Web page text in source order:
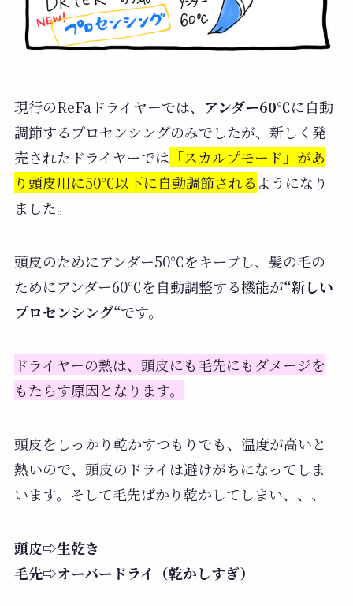
現行のReFaドライヤーでは、 アンダー60℃に自動
調節するプロセンシングのみでしたが、新しく発
売されたドライヤーでは 「スカルプモード」があ
り頭皮用に50℃以下に自動調節される ようになり
ました。
頭皮のためにアンダー50℃をキープし、髪の毛の
ためにアンダー60℃を自動調整する機能が“新しい
プロセンシング“です。
ドライヤーの熱は、頭皮にも毛先にもダメージを
もたらす原因となります。
頭皮をしっかり乾かすつもりでも、温度が高いと
熱いので、頭皮のドライは避けがちになってしま
います。そして毛先ばかり乾かしてしまい、、、
頭皮⇨生乾き
毛先⇨オーバードライ（乾かしすぎ）